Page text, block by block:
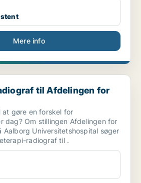
Mere info
Afdelingen for Medicins...
til Afdelingen for
gøre en forskel for
Om stillingen Afdelingen for
Aalborg Universitetshospital søger
radiograf til .